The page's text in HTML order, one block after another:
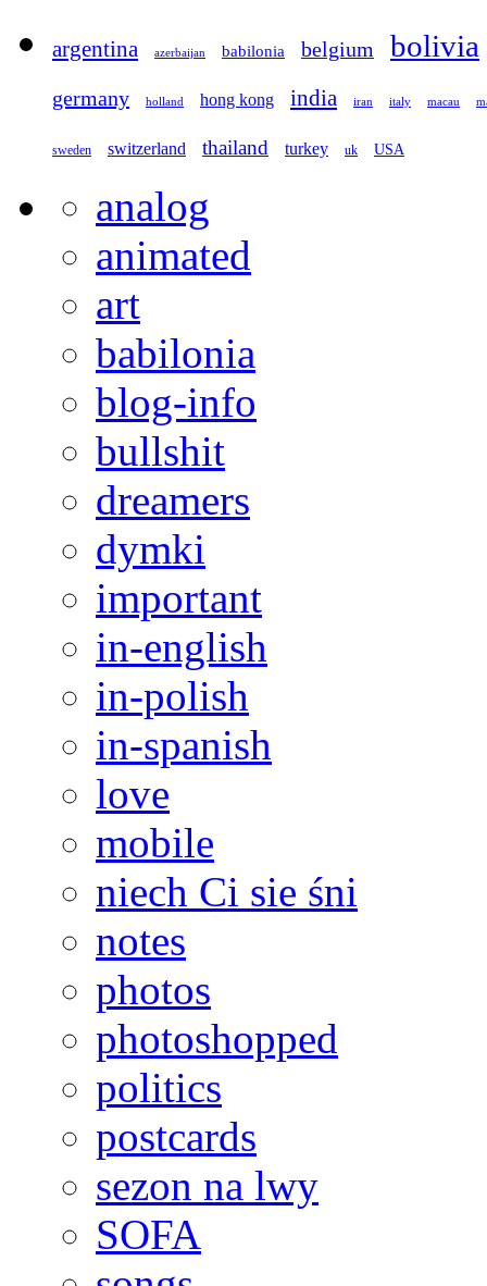
argentina azerbaijan babilonia belgium bolivia
germany holland hong kong india iran italy macau
sweden switzerland thailand turkey uk USA
analog
animated
art
babilonia
blog-info
bullshit
dreamers
dymki
important
in-english
in-polish
in-spanish
love
mobile
niech Ci sie śni
notes
photos
photoshopped
politics
postcards
sezon na lwy
SOFA